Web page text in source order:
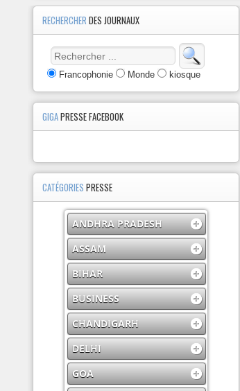
RECHERCHERDES JOURNAUX
Francophonie Monde kiosque
GIGAPRESSE FACEBOOK
CATÉGORIESPRESSE
ANDHRA PRADESH
ASSAM
BIHAR
BUSINESS
CHANDIGARH
DELHI
GOA